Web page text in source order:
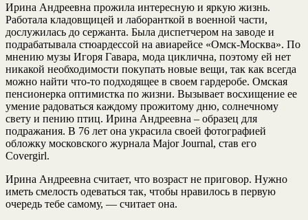
Ирина Андреевна прожила интересную и яркую жизнь.
Работала кладовщицей и лаборанткой в военной части,
дослужилась до сержанта. Была диспетчером на заводе и
подрабатывала стюардессой на авиарейсе «Омск-Москва». По
мнению музы Игоря Гавара, мода циклична, поэтому ей нет
никакой необходимости покупать новые вещи, так как всегда
можно найти что-то подходящее в своем гардеробе. Омская
пенсионерка оптимистка по жизни. Вызывает восхищение ее
умение радоваться каждому прожитому дню, солнечному
свету и пению птиц. Ирина Андреевна – образец для
подражания. В 76 лет она украсила своей фотографией
обложку московского журнала Major Journal, став его
Covergirl.
Ирина Андреевна считает, что возраст не приговор. Нужно
иметь смелость одеваться так, чтобы нравилось в первую
очередь тебе самому, — считает она.